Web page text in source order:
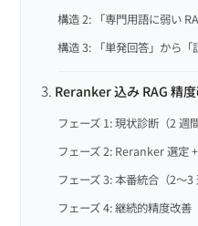
構造 2: 「専門用語に弱い
構造 3: 「単発回答」から「
Reranker 込み RAG 精
フェーズ 1: 現状診断（2 週間
フェーズ 2: Reranker 選定 +
フェーズ 3: 本番統合（2〜3
フェーズ 4: 継続的精度改善